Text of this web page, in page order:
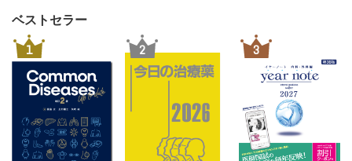
ベストセラー
1 2 3